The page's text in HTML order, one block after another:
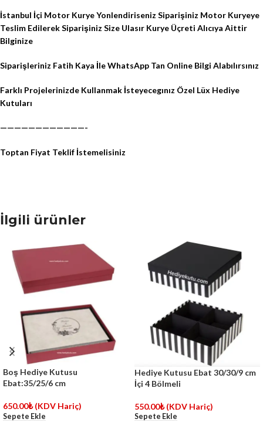
İstanbul İçi Motor Kurye Yonlendiriseniz Siparişiniz Motor Kuryeye
Teslim Edilerek Siparişiniz Size Ulasır Kurye Üçreti Alıcıya Aittir
Bilginize
Siparişleriniz Fatih Kaya İle WhatsApp Tan Online Bilgi Alabılırsınız
Farklı Projelerinizde Kullanmak İsteyecegınız Özel Lüx Hediye
Kutuları
————————————-
Toptan Fiyat Teklif İstemelisiniz
İlgili ürünler
Boş Hediye Kutusu
Ebat:35/25/6 cm
650.00₺ (KDV Hariç)
Sepete Ekle
Hediye Kutusu Ebat 30/30/9 cm
İçi 4 Bölmeli
550.00₺ (KDV Hariç)
Sepete Ekle